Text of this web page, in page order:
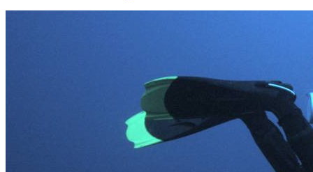
umgezogen und wie gewohnt
https://www.sidemount-
erreichbar.